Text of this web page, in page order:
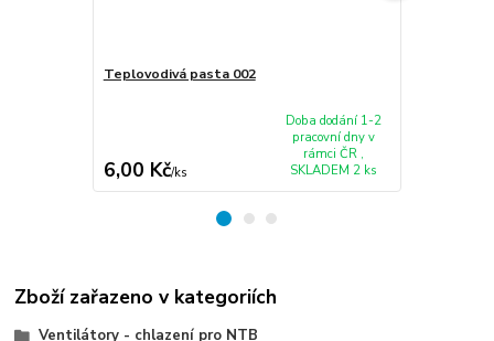
Teplovodivá pasta 002
6,00 Kč/ks
Doba dodání 1-2
pracovní dny v
rámci ČR ,
SKLADEM 2 ks
Zboží zařazeno v kategoriích
Ventilátory - chlazení pro NTB